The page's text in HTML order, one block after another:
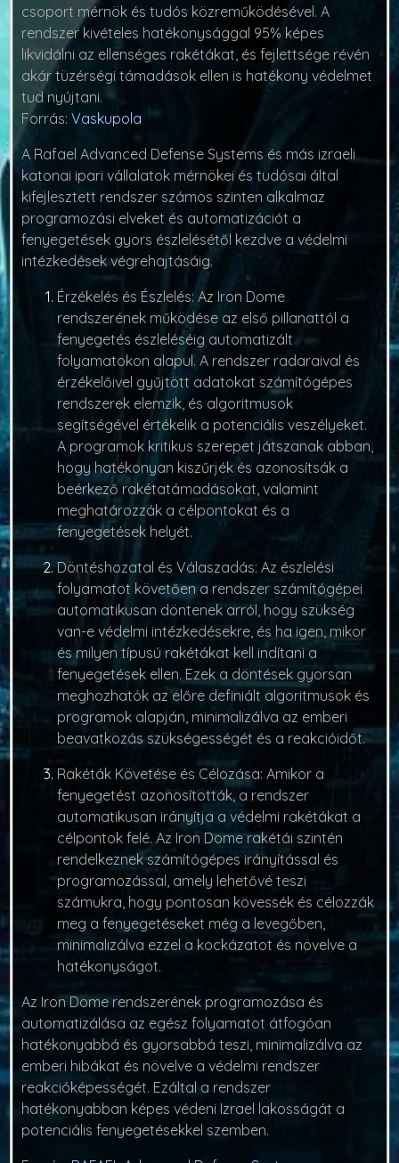
csoport mérnök és tudós közreműködésével. A
rendszer kivételes hatékonysággal 95% képes
likvidálni az ellenséges rakétákat, és fejlettsége révén
akár tüzérségi támadások ellen is hatékony védelmet
tud nyújtani.
Forrás:Vaskupola
A Rafael Advanced Defense Systems és más izraeli
katonai ipari vállalatok mérnökei és tudósai által
kifejlesztett rendszer számos szinten alkalmaz
programozási elveket és automatizációt a
fenyegetések gyors észlelésétől kezdve a védelmi
intézkedések végrehajtásáig.
Érzékelés és Észlelés: Az Iron Dome
rendszerének működése az első pillanattól a
fenyegetés észleléséig automatizált
folyamatokon alapul. A rendszer radaraival és
érzékelőivel gyűjtött adatokat számítógépes
rendszerek elemzik, és algoritmusok
segítségével értékelik a potenciális veszélyeket.
A programok kritikus szerepet játszanak abban,
hogy hatékonyan kiszűrjék és azonosítsák a
beérkező rakétatámadásokat, valamint
meghatározzák a célpontokat és a
fenyegetések helyét.
Döntéshozatal és Válaszadás: Az észlelési
folyamatot követően a rendszer számítógépei
automatikusan döntenek arról, hogy szükség
van-e védelmi intézkedésekre, és ha igen, mikor
és milyen típusú rakétákat kell indítani a
fenyegetések ellen. Ezek a döntések gyorsan
meghozhatók az előre definiált algoritmusok és
programok alapján, minimalizálva az emberi
beavatkozás szükségességét és a reakcióidőt.
Rakéták Követése és Célozása: Amikor a
fenyegetést azonosították, a rendszer
automatikusan irányítja a védelmi rakétákat a
célpontok felé. Az Iron Dome rakétái szintén
rendelkeznek számítógépes irányítással és
programozással, amely lehetővé teszi
számukra, hogy pontosan kövessék és célozzák
meg a fenyegetéseket még a levegőben,
minimalizálva ezzel a kockázatot és növelve a
hatékonyságot.
Az Iron Dome rendszerének programozása és
automatizálása az egész folyamatot átfogóan
hatékonyabbá és gyorsabbá teszi, minimalizálva az
emberi hibákat és növelve a védelmi rendszer
reakcióképességét. Ezáltal a rendszer
hatékonyabban képes védeni Izrael lakosságát a
potenciális fenyegetésekkel szemben.